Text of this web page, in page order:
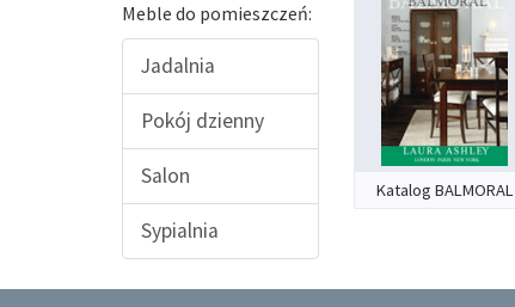
Meble do pomieszczeń:
Jadalnia
Pokój dzienny
Salon
Sypialnia
Katalog BALMORAL